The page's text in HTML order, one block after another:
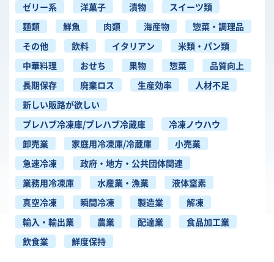
ゼリー系
洋菓子 漬物
スイーツ類
麺類
鮮魚 肉類 海産物
惣菜・調理品
その他
飲料 イタリアン
米類・パン類
中華料理
おせち 果物 惣菜
品質向上
長期保存
廃棄ロス 生産効率
人材不足
新しい販路が欲しい
プレハブ冷凍庫/プレハブ冷蔵庫
冷凍ノウハウ
卸売業
家庭用冷凍庫/冷蔵庫
小売業
急速冷凍
政府・地方・公共団体関連
業務用冷凍庫
水産業・漁業
液体窒素
真空冷凍
瞬間冷凍 製造業
解凍
輸入・輸出業
農業 配達業
食品加工業
飲食業
鮮度保持